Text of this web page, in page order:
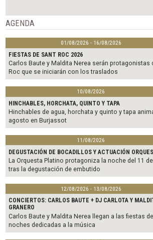
AGENDA
01/08/2026 - 16/08/2026
FIESTAS DE SANT ROC 2026
Carlos Baute y Maldita Nerea serán protagonistas
Roc que se iniciarán con los traslados
10/08/2026
HINCHABLES, HORCHATA, QUINTO Y TAPA
Hinchables de agua, horchata y quinto y tapa
agosto en Burjassot
11/08/2026
DEGUSTACIÓN DE BOCADILLOS Y ACTUACIÓN
La Orquesta Platino protagoniza la noche del 11
tras la degustación de embutido
12/08/2026 - 13/08/2026
CONCIERTOS: CARLOS BAUTE + DJ CARLOTA Y
GRANERO
Carlos Baute y Maldita Nerea llegan a las fiestas
noches dedicadas a la música